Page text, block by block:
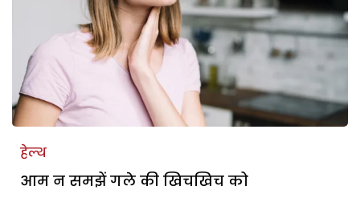
हेल्थ
आम न समझें गले की खिचखिच को